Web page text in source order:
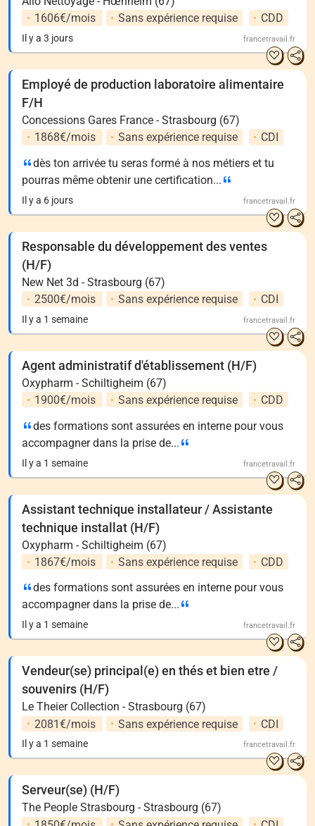
1606€/mois
Sans expérience requise CDD
Il y a 3 jours francetravail.fr
Employé de production laboratoire alimentaire
F/H
Concessions Gares France - Strasbourg (67)
1868€/mois
Sans expérience requise
CDI
dès ton arrivée tu seras formé à nos métiers et tu
pourras même obtenir une certification...
Il y a 6 jours francetravail.fr
Responsable du développement des ventes
(H/F)
New Net 3d - Strasbourg (67)
2500€/mois
Sans expérience requise CDI
Il y a 1 semaine francetravail.fr
Agent administratif d'établissement (H/F)
Oxypharm - Schiltigheim (67)
1900€/mois
Sans expérience requise
CDD
des formations sont assurées en interne pour vous
accompagner dans la prise de...
Il y a 1 semaine francetravail.fr
Assistant technique installateur / Assistante
technique installat (H/F)
Oxypharm - Schiltigheim (67)
1867€/mois
Sans expérience requise
CDD
des formations sont assurées en interne pour vous
accompagner dans la prise de...
Il y a 1 semaine francetravail.fr
Vendeur(se) principal(e) en thés et bien etre /
souvenirs (H/F)
Le Theier Collection - Strasbourg (67)
2081€/mois
Sans expérience requise CDI
Il y a 1 semaine francetravail.fr
Serveur(se) (H/F)
The People Strasbourg - Strasbourg (67)